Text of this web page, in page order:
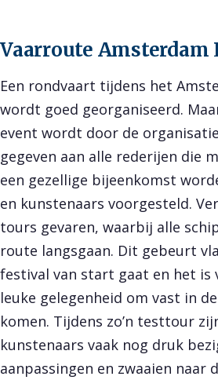
Vaarroute
Een rondvaart tijdens het
wordt goed georganiseerd.
event wordt door de
gegeven aan alle rederijen die
een gezellige bijeenkomst
en kunstenaars voorgesteld.
tours gevaren, waarbij alle
route langsgaan. Dit gebeurt
festival van start gaat en het is
leuke gelegenheid om vast in
komen. Tijdens zo’n testtour
kunstenaars vaak nog druk
aanpassingen en zwaaien naar